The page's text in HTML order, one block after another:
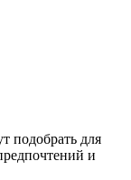
подобрать для
и